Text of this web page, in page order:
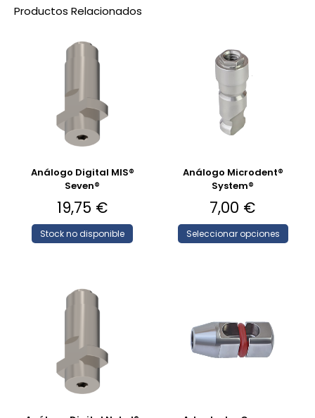
Productos Relacionados
Análogo Digital MIS®
Seven®
19,75 €
Stock no disponible
Análogo Microdent®
System®
7,00 €
Seleccionar opciones